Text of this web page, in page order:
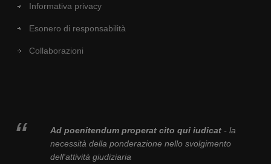
Informativa privacy
Esonero di responsabilità
Collaborazioni
Ad poenitendum properat cito qui iudicat- la
necessità della ponderazione nello svolgimento
dell'attività giudiziaria